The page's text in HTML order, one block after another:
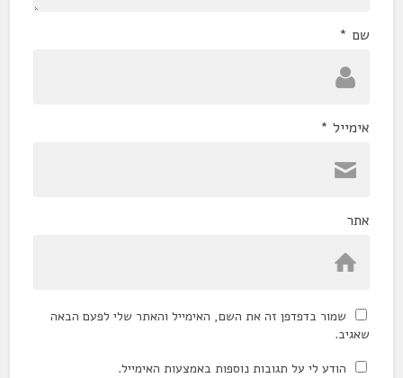
שם *
אימייל *
אתר
שמור בדפדפן זה את השם, האימייל והאתר שלי לפעם הבאה
שאגיב.
הודע לי על תגובות נוספות באמצעות האימייל.